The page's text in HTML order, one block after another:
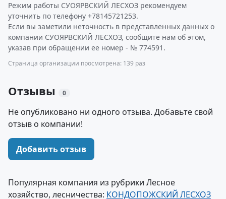
Режим работы СУОЯРВСКИЙ ЛЕСХОЗ рекомендуем
уточнить по телефону +78145721253.
Если вы заметили неточность в представленных данных о
компании СУОЯРВСКИЙ ЛЕСХОЗ, сообщите нам об этом,
указав при обращении ее номер - № 774591.
Страница организации просмотрена: 139 раз
Отзывы 0
Не опубликовано ни одного отзыва. Добавьте свой
отзыв о компании!
Добавить отзыв
Популярная компания из рубрики Лесное
хозяйство, лесничества: КОНДОПОЖСКИЙ ЛЕСХОЗ